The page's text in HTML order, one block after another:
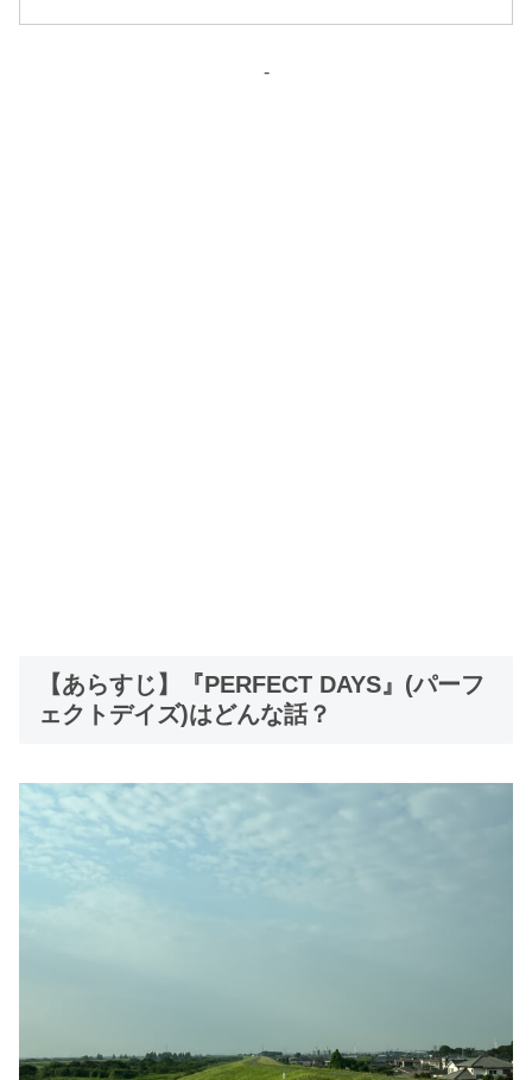
-
【あらすじ】『PERFECT DAYS』(パーフ
ェクトデイズ)はどんな話？